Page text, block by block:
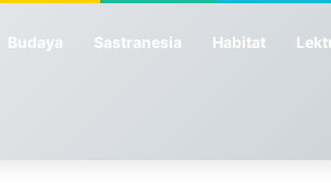
Budaya Sastranesia Habitat